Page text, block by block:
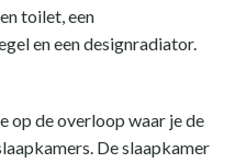
toilet, een
en een designradiator.
op de overloop waar je de
De slaapkamer